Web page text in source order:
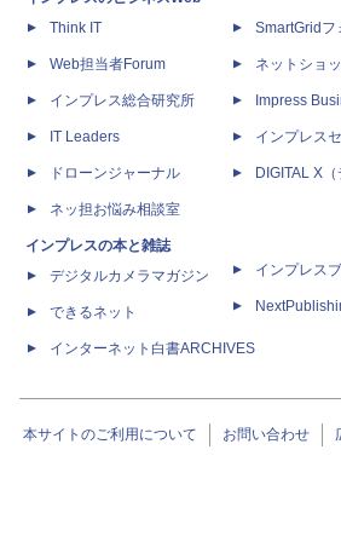
Think IT
Web担当者Forum
インプレス総合研究所
IT Leaders
ドローンジャーナル
ネッ担お悩み相談室
インプレスの本と雑誌
デジタルカメラマガジン
できるネット
インターネット白書ARCHIVES
SmartGridフ
ネットショ
Impress
インプレス
DIGITAL X（
インプレス
本サイトのご利用について お問い合わせ